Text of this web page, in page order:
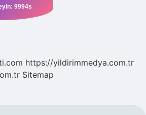
https://yildirimmedya.com.tr
Sitemap